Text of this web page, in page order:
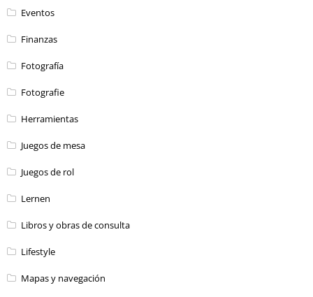
Eventos
Finanzas
Fotografía
Fotografie
Herramientas
Juegos de mesa
Juegos de rol
Lernen
Libros y obras de consulta
Lifestyle
Mapas y navegación